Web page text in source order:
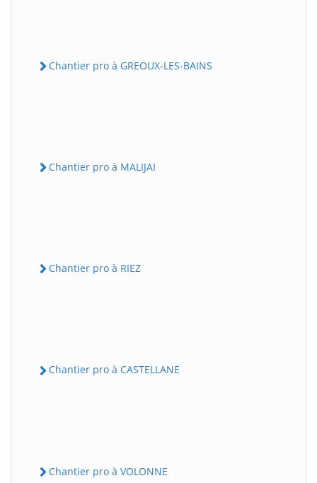
Chantier pro à GREOUX-LES-BAINS
Chantier pro à MALIJAI
Chantier pro à RIEZ
Chantier pro à CASTELLANE
Chantier pro à VOLONNE